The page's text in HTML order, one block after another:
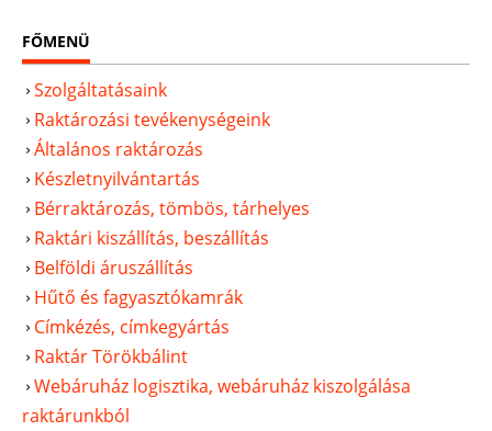
FŐMENÜ
Szolgáltatásaink
Raktározási tevékenységeink
Általános raktározás
Készletnyilvántartás
Bérraktározás, tömbös, tárhelyes
Raktári kiszállítás, beszállítás
Belföldi áruszállítás
Hűtő és fagyasztókamrák
Címkézés, címkegyártás
Raktár Törökbálint
Webáruház logisztika, webáruház kiszolgálása
raktárunkból